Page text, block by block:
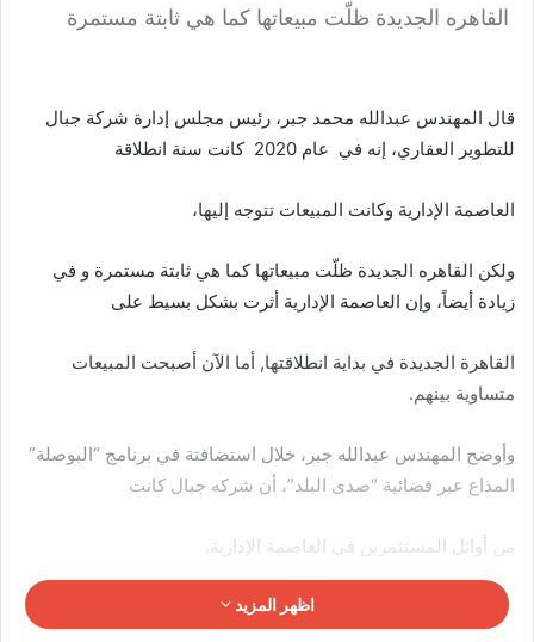
القاهره الجديدة ظلّت مبيعاتها كما هي ثابتة مستمرة
قال المهندس عبدالله محمد جبر، رئيس مجلس إدارة شركة جبال
للتطوير العقاري، إنه في عام 2020 كانت سنة انطلاقة
العاصمة الإدارية وكانت المبيعات تتوجه إليها،
ولكن القاهره الجديدة ظلّت مبيعاتها كما هي ثابتة مستمرة و في
زيادة أيضاً، وإن العاصمة الإدارية أثرت بشكل بسيط على
القاهرة الجديدة في بداية انطلاقتها, أما الآن أصبحت المبيعات
متساوية بينهم.
وأوضح المهندس عبدالله جبر، خلال استضافتة في برنامج “البوصلة”
المذاع عبر فضائية “صدى البلد”، أن شركه جبال كانت
من أوائل المستثمرين في العاصمة الإدارية،
وأن أول استثمار لهم في العاصمة الإداريه هو (برج جي دي تاور
اظهر المزيد